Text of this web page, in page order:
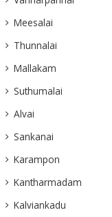
Meesalai
Thunnalai
Mallakam
Suthumalai
Alvai
Sankanai
Karampon
Kantharmadam
Kalviankadu